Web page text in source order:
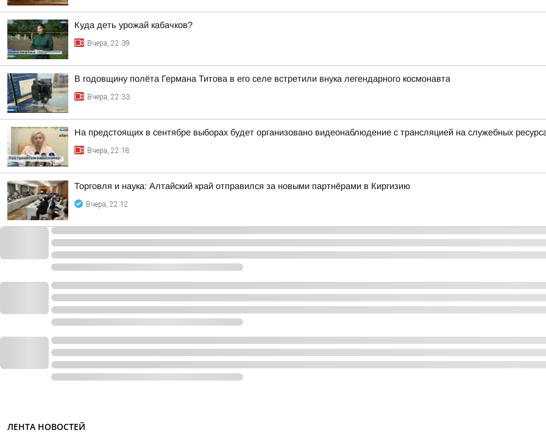
Куда деть урожай кабачков?
Вчера, 22:39
В годовщину полёта Германа Титова в его селе встретили внука легендарного космонавта
Вчера, 22:33
На предстоящих в сентябре выборах будет организовано видеонаблюдение с трансляцией на служебных
Вчера, 22:18
Торговля и наука: Алтайский край отправился за новыми партнёрами в Киргизию
Вчера, 22:12
ЛЕНТА НОВОСТЕЙ